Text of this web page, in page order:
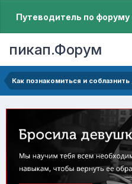
Путеводитель по форуму
пикап.Форум
Как познакомиться и